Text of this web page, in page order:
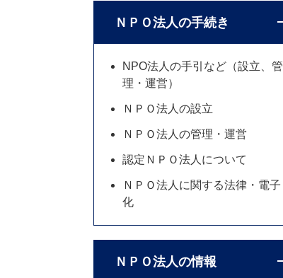
ＮＰＯ法人の手続き
NPO法人の手引など（設立、管
理・運営）
ＮＰＯ法人の設立
ＮＰＯ法人の管理・運営
認定ＮＰＯ法人について
ＮＰＯ法人に関する法律・電子
化
ＮＰＯ法人の情報